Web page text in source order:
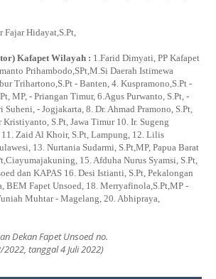
Fajar Hidayat,S.Pt,
Kafapet Wilayah : 1.Farid Dimyati, PP Kafapet
Prihambodo,SPt,M.Si Daerah Istimewa
Trihartono,S.Pt - Banten, 4. Kuspramono,S.Pt -
MP, - Priangan Timur, 6.Agus Purwanto, S.Pt, -
Suheni, - Jogjakarta, 8. Dr. Ahmad Pramono, S.Pt,
Kristiyanto, S.Pt, Jawa Timur 10. Ir. Sugeng
Zaid Al Khoir, S.Pt, Lampung, 12. Lilis
13. Nurtania Sudarmi, S.Pt,MP, Papua Barat
15. Afduha Nurus Syamsi, S.Pt,
dan KAPAS 16. Desi Istianti, S.Pt, Pekalongan
BEM Fapet Unsoed, 18. Merryafinola,S.Pt,MP -
Muhtar - Magelang, 20. Abhipraya,
Dekan Fapet Unsoed no.
tanggal 4 Juli 2022)